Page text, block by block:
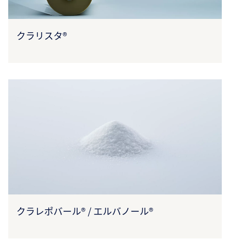
クラリスタ®
クラレポバール® / エルバノール®